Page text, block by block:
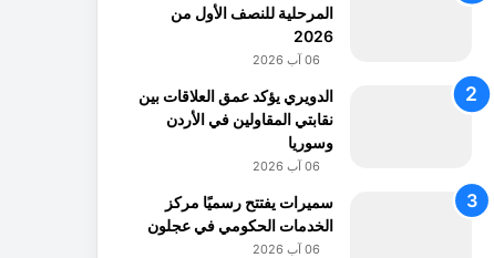
المرحلية للنصف الأول من
2026
06 آب 2026
الدويري يؤكد عمق العلاقات بين
نقابتي المقاولين في الأردن
وسوريا
06 آب 2026
سميرات يفتتح رسميًا مركز
الخدمات الحكومي في عجلون
06 آب 2026